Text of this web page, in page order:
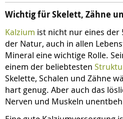
Wichtig für Skelett, Zähne
Kalzium ist nicht nur eines der
der Natur, auch in allen
Mineral eine wichtige Rolle.
einem der beliebtesten
Skelette, Schalen und Zähne
hart genug. Aber auch das
Nerven und Muskeln